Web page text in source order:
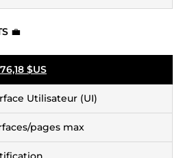
💼
$US
Utilisateur (UI)
pages max